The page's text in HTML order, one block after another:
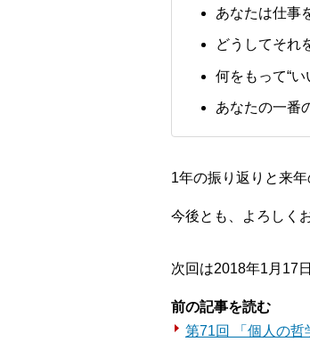
あなたは仕事
どうしてそれ
何をもって“い
あなたの一番
1年の振り返りと来
今後とも、よろしく
次回は2018年1月17
前の記事を読む
第71回 「個人の哲